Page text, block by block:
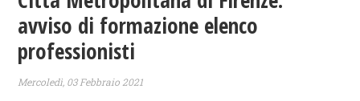
avviso di formazione elenco
professionisti
Mercoledì, 03 Febbraio 2021